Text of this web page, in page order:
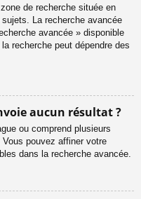
de recherche située en
La recherche avancée
avancée » disponible
recherche peut dépendre des
aucun résultat ?
ou comprend plusieurs
pouvez affiner votre
dans la recherche avancée.